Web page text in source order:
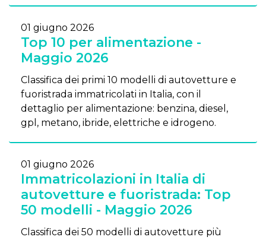
01 giugno 2026
Top 10 per alimentazione -
Maggio 2026
Classifica dei primi 10 modelli di autovetture e
fuoristrada immatricolati in Italia, con il
dettaglio per alimentazione: benzina, diesel,
gpl, metano, ibride, elettriche e idrogeno.
01 giugno 2026
Immatricolazioni in Italia di
autovetture e fuoristrada: Top
50 modelli - Maggio 2026
Classifica dei 50 modelli di autovetture più